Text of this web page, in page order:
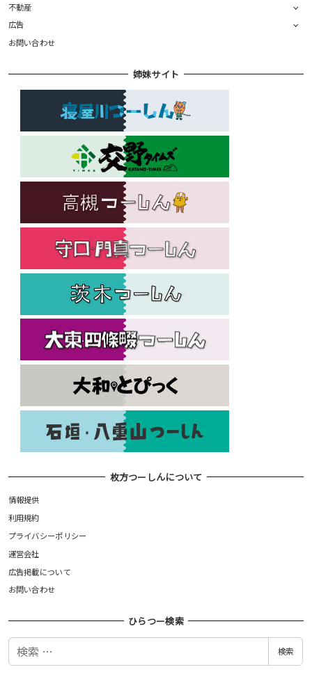
不動産
広告
お問い合わせ
姉妹サイト
枚方つーしんについて
情報提供
利用規約
プライバシーポリシー
運営会社
広告掲載について
お問い合わせ
ひらつー検索
検
検索